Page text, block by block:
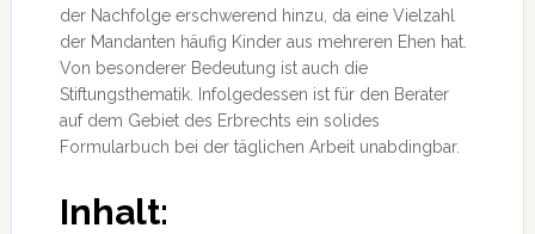
der Nachfolge erschwerend hinzu, da eine Vielzahl
der Mandanten häufig Kinder aus mehreren Ehen hat.
Von besonderer Bedeutung ist auch die
Stiftungsthematik. Infolgedessen ist für den Berater
auf dem Gebiet des Erbrechts ein solides
Formularbuch bei der täglichen Arbeit unabdingbar.
Inhalt: